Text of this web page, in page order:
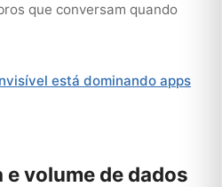
que conversam quando
está dominando apps
volume de dados